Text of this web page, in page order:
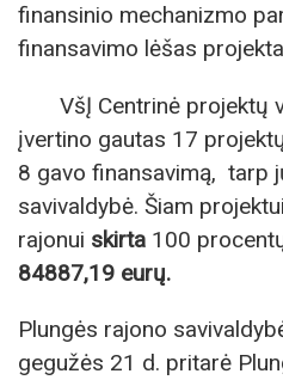
finansinio mechanizmo
finansavimo lėšas
VšĮ Centrinė projektų
įvertino gautas 17
8 gavo finansavimą, tarp
savivaldybė. Šiam
rajonui skirta 100
84887,19 eurų.
Plungės rajono
gegužės 21 d. pritarė